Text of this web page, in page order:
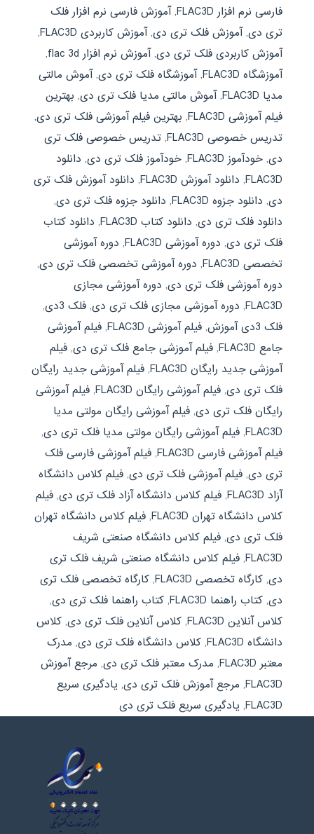
فارسی نرم افزار FLAC3D
,آموزش فارسی نرم افزار فلک
تری دی,آموزش فلک تری دی,آموزش کاربردی FLAC3D
,
آموزش کاربردی فلک تری دی,آموزش نرم افزار flac 3d
,
آموزشگاه FLAC3D
,آموزشگاه فلک تری دی,آموش مالتی
مدیا FLAC3D
,آموش مالتی مدیا فلک تری دی, بهترین
فیلم آموزشی FLAC3D
, بهترین فیلم آموزشی فلک تری دی,
تدریس خصوصی FLAC3D
, تدریس خصوصی فلک تری
دی, خودآموز FLAC3D , خودآموز فلک تری دی, دانلود
FLAC3D
, دانلود آموزش FLAC3D , دانلود آموزش فلک تری
دی, دانلود جزوه FLAC3D , دانلود جزوه فلک تری دی,
دانلود فلک تری دی, دانلود کتاب FLAC3D , دانلود کتاب
فلک تری دی, دوره آموزشی FLAC3D , دوره آموزشی
تخصصی FLAC3D
, دوره آموزشی تخصصی فلک تری دی,
دوره آموزشی فلک تری دی, دوره آموزشی مجازی
FLAC3D
, دوره آموزشی مجازی فلک تری دی, فلک 3دی
,
فلک 3دی آموزش
, فیلم آموزشی FLAC3D , فیلم آموزشی
جامع FLAC3D
, فیلم آموزشی جامع فلک تری دی, فیلم
آموزشی جدید رایگان FLAC3D
, فیلم آموزشی جدید رایگان
فلک تری دی, فیلم آموزشی رایگان FLAC3D , فیلم آموزشی
رایگان فلک تری دی, فیلم آموزشی رایگان مولتی مدیا
FLAC3D
, فیلم آموزشی رایگان مولتی مدیا فلک تری دی,
فیلم آموزشی فارسی FLAC3D
, فیلم آموزشی فارسی فلک
تری دی, فیلم آموزشی فلک تری دی, فیلم کلاس دانشگاه
آزاد FLAC3D
, فیلم کلاس دانشگاه آزاد فلک تری دی, فیلم
کلاس دانشگاه تهران FLAC3D
, فیلم کلاس دانشگاه تهران
فلک تری دی, فیلم کلاس دانشگاه صنعتی شریف
FLAC3D
, فیلم کلاس دانشگاه صنعتی شریف فلک تری
دی, کارگاه تخصصی FLAC3D , کارگاه تخصصی فلک تری
دی, کتاب راهنما FLAC3D , کتاب راهنما فلک تری دی,
کلاس آنلاین FLAC3D
, کلاس آنلاین فلک تری دی, کلاس
دانشگاه FLAC3D
, کلاس دانشگاه فلک تری دی, مدرک
معتبر FLAC3D
, مدرک معتبر فلک تری دی, مرجع آموزش
FLAC3D
, مرجع آموزش فلک تری دی, یادگیری سریع
FLAC3D
, یادگیری سریع فلک تری دی